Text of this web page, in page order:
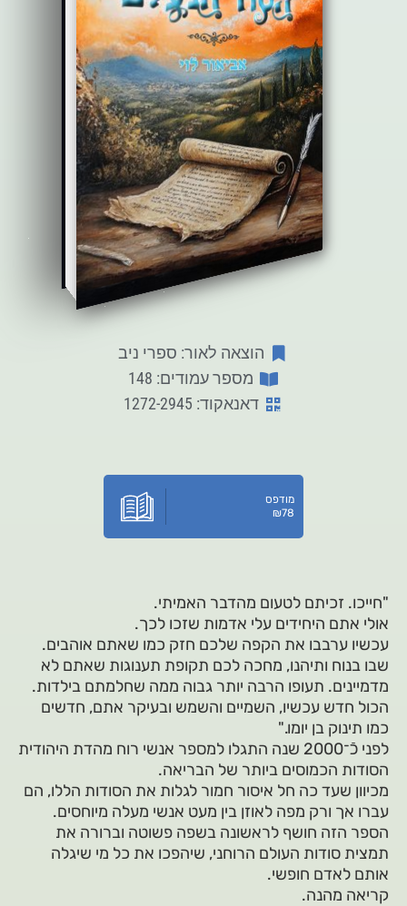
הוצאה לאור: ספרי ניב
מספר עמודים: 148
דאנאקוד: 1272-2945
מודפס
₪78
"חייכו. זכיתם לטעום מהדבר האמיתי.
אולי אתם היחידים עלי אדמות שזכו לכך.
עכשיו ערבבו את הקפה שלכם חזק כמו שאתם אוהבים.
שבו בנוח ותיהנו, מחכה לכם תקופת תענוגות שאתם לא
מדמיינים. תעופו הרבה יותר גבוה ממה שחלמתם בילדות.
הכול חדש עכשיו, השמיים והשמש ובעיקר אתם, חדשים
כמו תינוק בן יומו."
לפני כֿֿֿ־2000 שנה התגלו למספר אנשי רוח מהדת היהודית
הסודות הכמוסים ביותר של הבריאה.
מכיוון שעד כה חל איסור חמור לגלות את הסודות הללו, הם
עברו אך ורק מפה לאוזן בין מעט אנשי מעלה מיוחסים.
הספר הזה חושף לראשונה בשפה פשוטה וברורה את
תמצית סודות העולם הרוחני, שיהפכו את כל מי שיגלה
אותם לאדם חופשי.
קריאה מהנה.